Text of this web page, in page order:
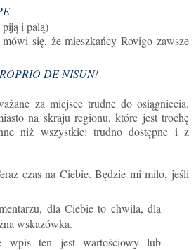
i palą)
mówi się, że mieszkańcy Rovigo zawsze
DE NISUN!
za miejsce trudne do osiągniecia.
na skraju regionu, które jest trochę
niż wszystkie: trudno dostępne i z
czas na Ciebie. Będzie mi miło, jeśli
dla Ciebie to chwila, dla
wskazówka.
wpis ten jest wartościowy lub